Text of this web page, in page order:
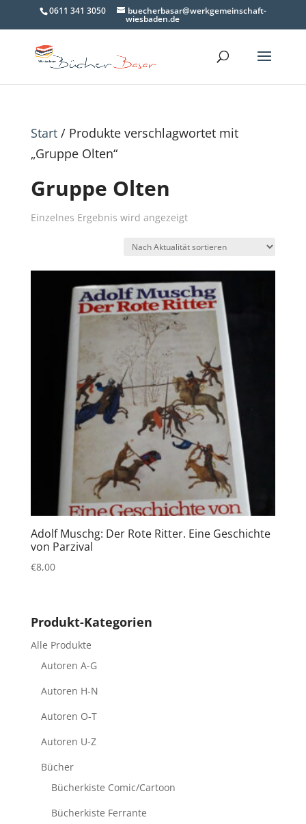
0611 341 3050 buecherbasar@werkgemeinschaft-
wiesbaden.de
Start/ Produkte verschlagwortet mit
„Gruppe Olten“
Gruppe Olten
Einzelnes Ergebnis wird angezeigt
Adolf Muschg: Der Rote Ritter. Eine Geschichte
von Parzival
€8,00
Produkt-Kategorien
Alle Produkte
Autoren A-G
Autoren H-N
Autoren O-T
Autoren U-Z
Bücher
Bücherkiste Comic/Cartoon
Bücherkiste Ferrante